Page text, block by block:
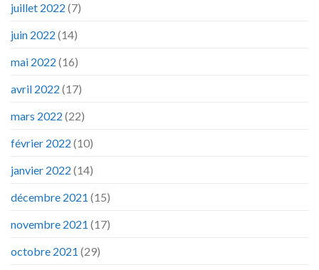
juillet 2022 (7)
juin 2022 (14)
mai 2022 (16)
avril 2022 (17)
mars 2022 (22)
février 2022 (10)
janvier 2022 (14)
décembre 2021 (15)
novembre 2021 (17)
octobre 2021 (29)